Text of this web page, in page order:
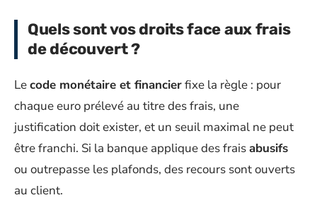
Quels sont vos droits face aux frais
de découvert ?
Lecode monétaire et financierfixe la règle : pour
chaque euro prélevé au titre des frais, une
justification doit exister, et un seuil maximal ne peut
être franchi. Si la banque applique des fraisabusifs
ou outrepasse les plafonds, des recours sont ouverts
au client.